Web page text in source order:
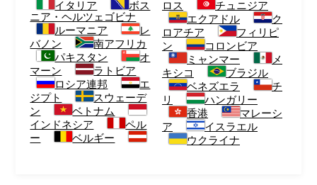
イタリア
ボス
ニア・ヘルツェゴビナ
ルーマニア
レ
バノン
南アフリカ
パキスタン
オ
マーン
ラトビア
ロシア連邦
エ
ジプト
スウェーデ
ン
ベトナム
インドネシア
ペル
ー
ベルギー
ロス
チュニジア
エクアドル
ク
ロアチア
フィリピ
ン
コロンビア
ミャンマー
メ
キシコ
ブラジル
ベネズエラ
チ
リ
ハンガリー
香港
マレーシ
ア
イスラエル
ウクライナ